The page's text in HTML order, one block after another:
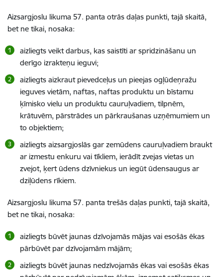
Aizsargjoslu likuma 57. panta otrās daļas punkti, tajā skaitā,
bet ne tikai, nosaka:
aizliegts veikt darbus, kas saistīti ar spridzināšanu un
derīgo izrakteņu ieguvi;
aizliegts aizkraut pievedceļus un pieejas ogļūdeņražu
ieguves vietām, naftas, naftas produktu un bīstamu
ķīmisko vielu un produktu cauruļvadiem, tilpnēm,
krātuvēm, pārstrādes un pārkraušanas uzņēmumiem un
to objektiem;
aizliegts aizsargjoslās gar zemūdens cauruļvadiem braukt
ar izmestu enkuru vai tīkliem, ierādīt zvejas vietas un
zvejot, ķert ūdens dzīvniekus un iegūt ūdensaugus ar
dziļūdens rīkiem.
Aizsargjoslu likuma 57. panta trešās daļas punkti, tajā skaitā,
bet ne tikai, nosaka:
aizliegts būvēt jaunas dzīvojamās mājas vai esošās ēkas
pārbūvēt par dzīvojamām mājām;
aizliegts būvēt jaunas nedzīvojamās ēkas vai esošās ēkas